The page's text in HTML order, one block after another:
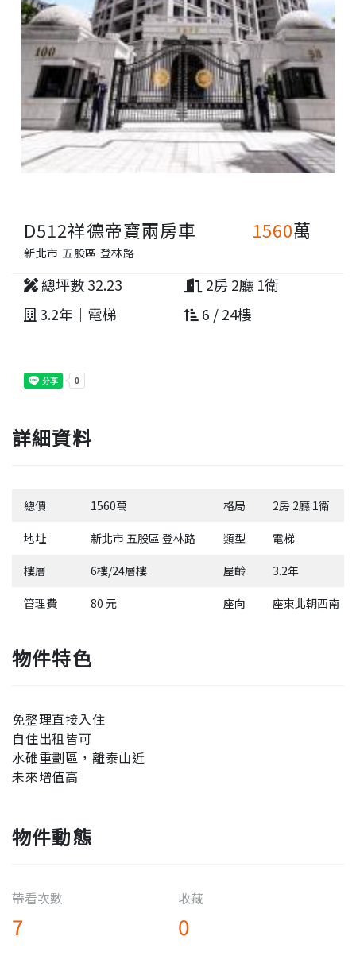
D512祥德帝寶兩房車
新北市 五股區 登林路
1560萬
總坪數 32.23
2房 2廳 1衛
3.2年｜電梯
6 / 24樓
詳細資料
總價 1560萬 格局 2房 2廳 1衛
地址 新北市 五股區 登林路 類型 電梯
樓層 6樓/24層樓 屋齡 3.2年
管理費 80 元 座向 座東北朝西南
物件特色
免整理直接入住
自住出租皆可
水碓重劃區，離泰山近
未來增值高
物件動態
帶看次數
7
收藏
0